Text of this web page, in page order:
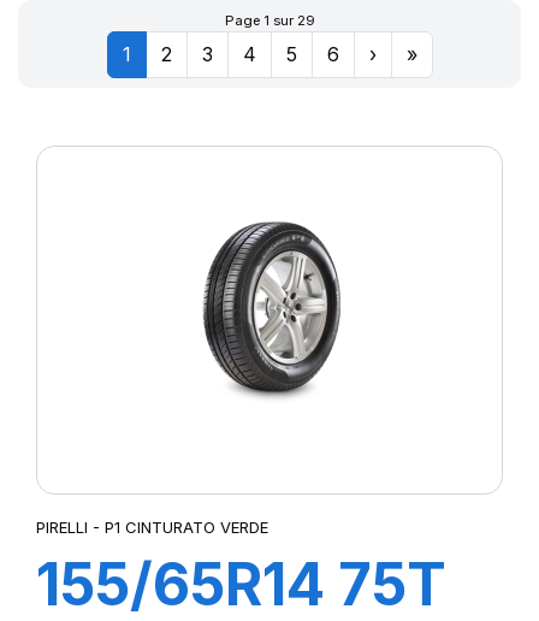
Page 1 sur 29
1 2 3 4 5 6 › »
PIRELLI - P1 CINTURATO VERDE
155/65R14 75T